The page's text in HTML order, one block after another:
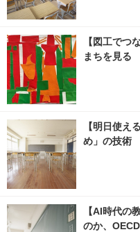
【図工でつ
まちを見る
【明日使え
め」の技術
【AI時代の
のか、